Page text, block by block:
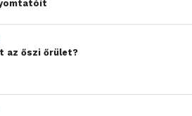
az őszi őrület?